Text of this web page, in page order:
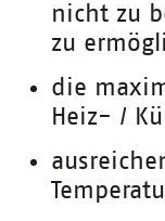
nicht zu
zu
die
Heiz- /